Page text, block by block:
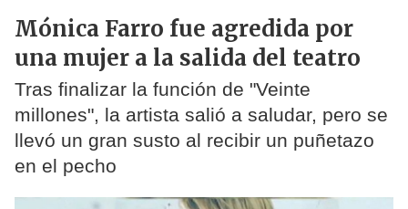
Mónica Farro fue agredida por
una mujer a la salida del teatro
Tras finalizar la función de "Veinte
millones", la artista salió a saludar, pero se
llevó un gran susto al recibir un puñetazo
en el pecho